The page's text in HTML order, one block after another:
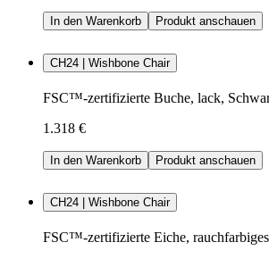
In den Warenkorb Produkt anschauen
CH24 | Wishbone Chair
FSC™-zertifizierte Buche, lack,
1.318 €
In den Warenkorb Produkt anschauen
CH24 | Wishbone Chair
FSC™-zertifizierte Eiche,